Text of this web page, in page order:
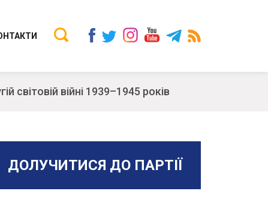
світовій війні 1939–1945 років
ДОЛУЧИТИСЯ ДО ПАРТІЇ